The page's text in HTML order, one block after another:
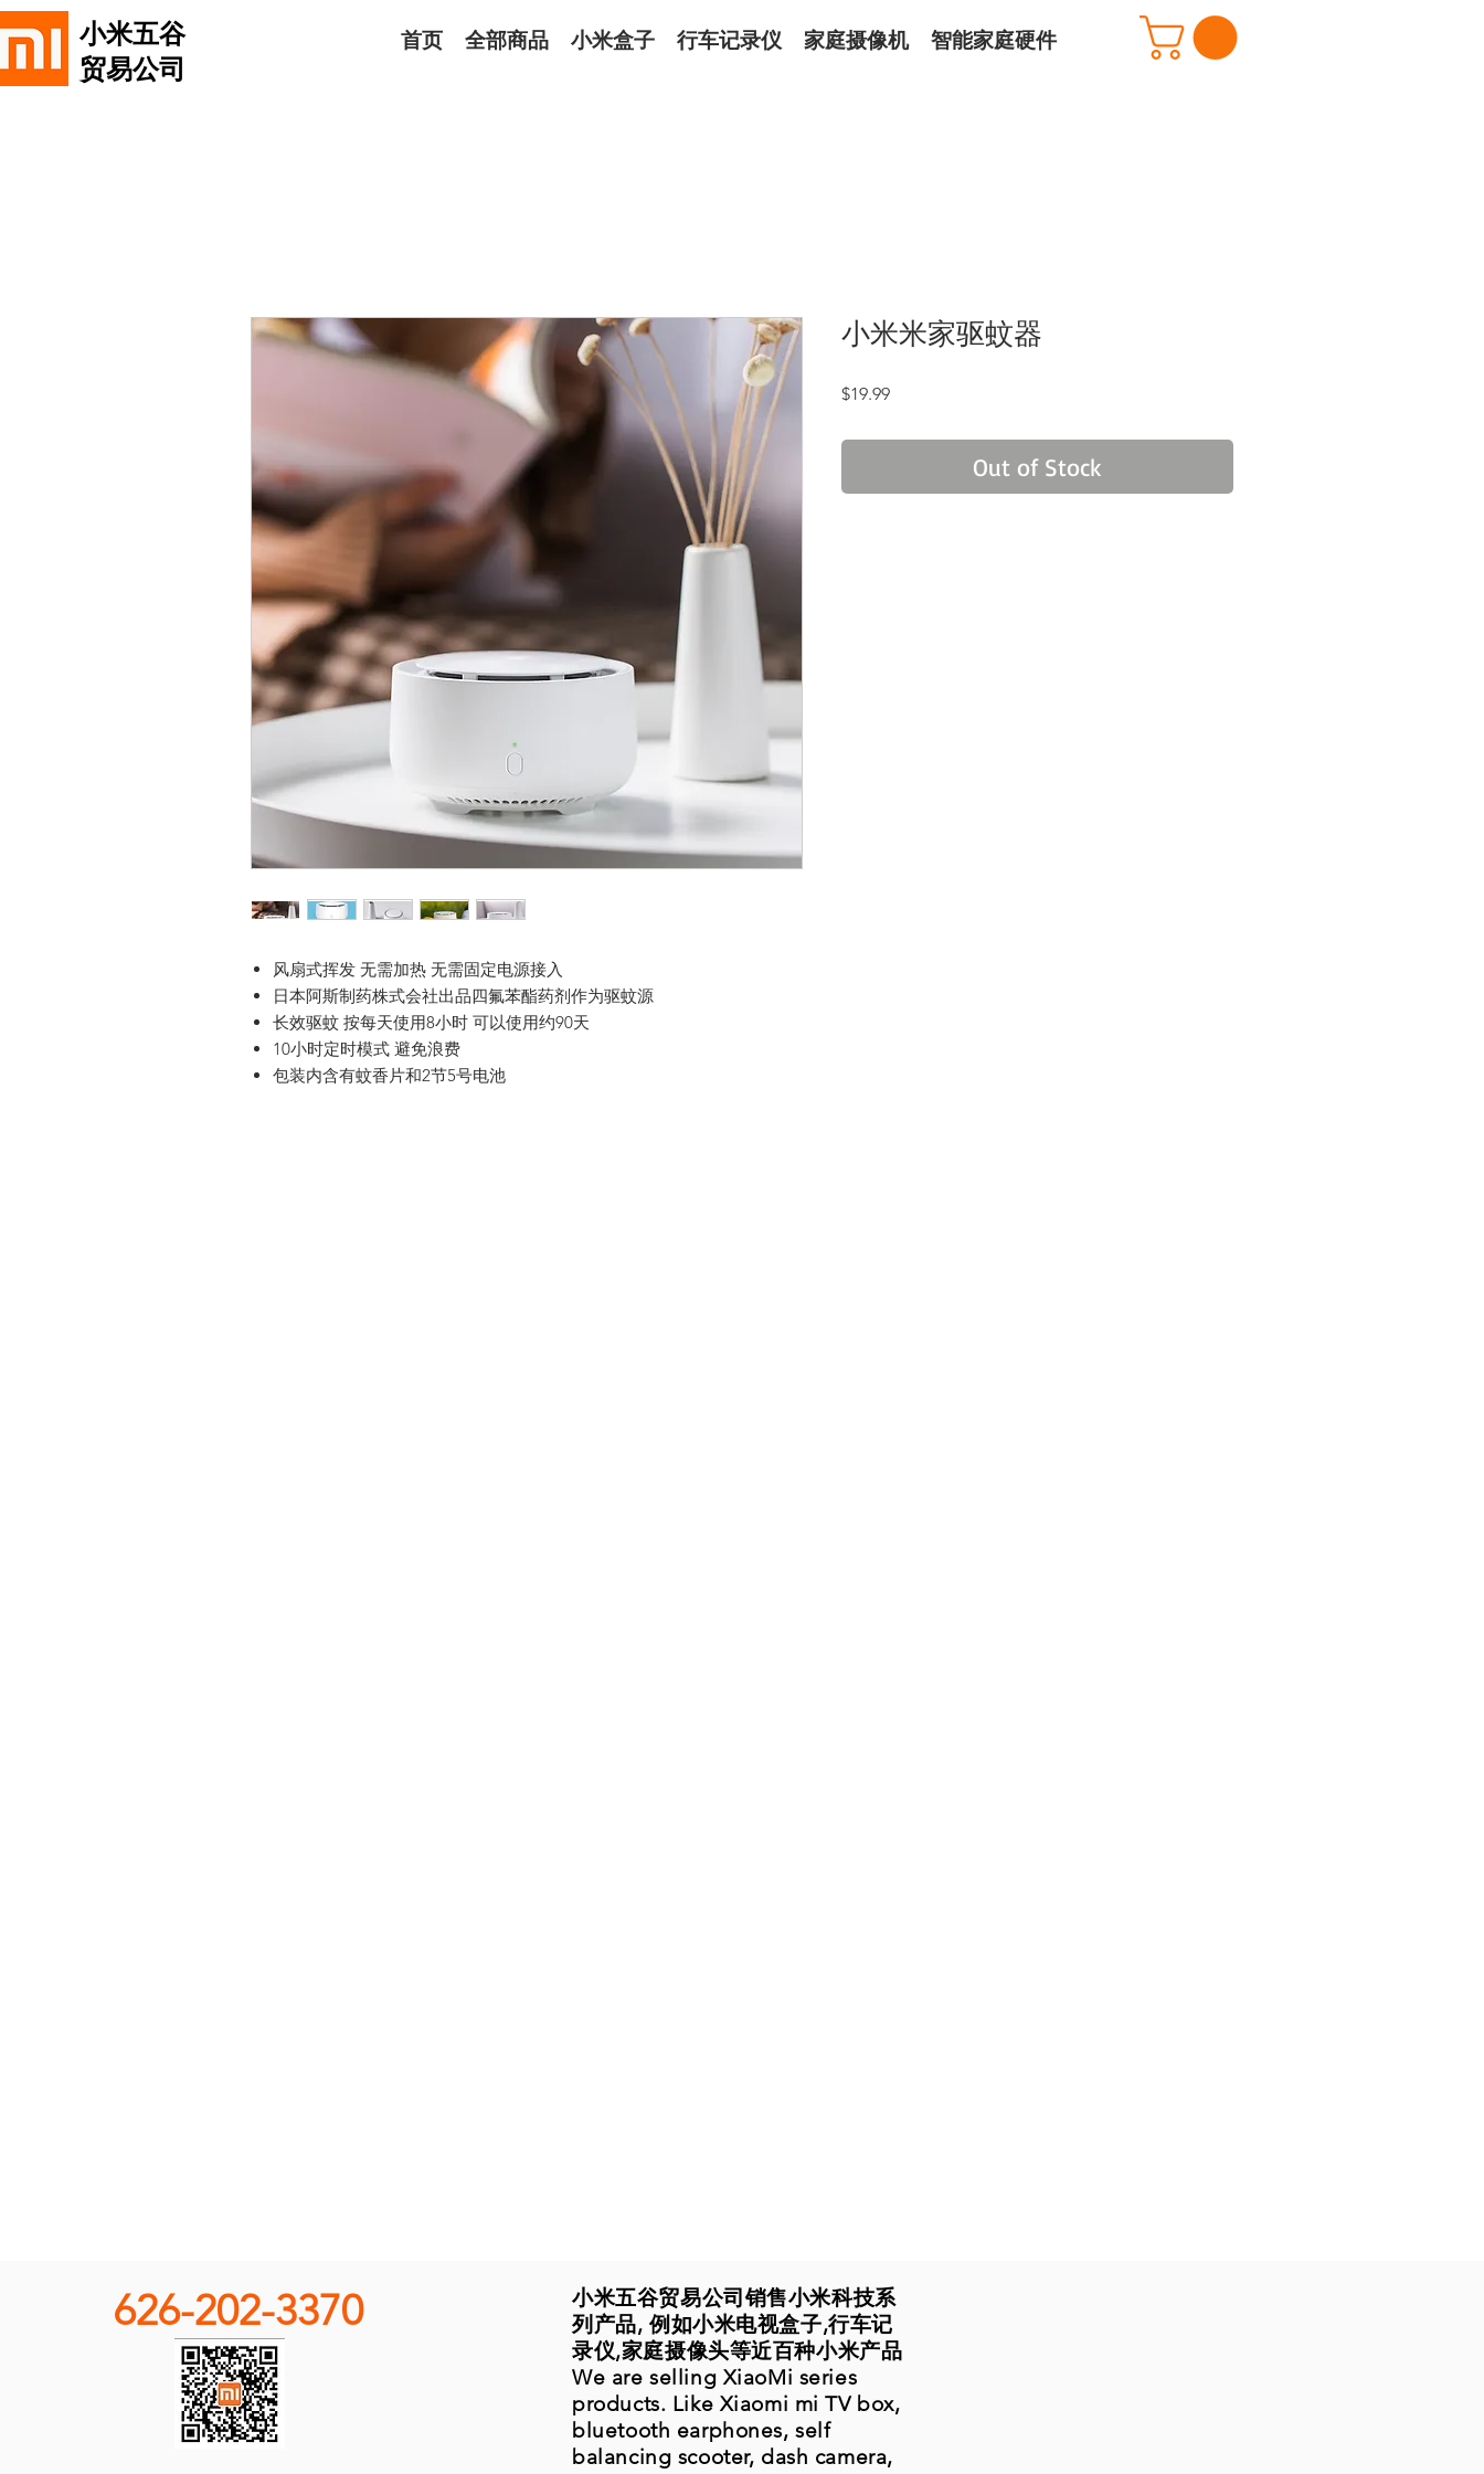
小米五谷
贸易公司
首页 全部商品 小米盒子 行车记录仪 家庭摄像机 智能家庭硬件
风扇式挥发 无需加热 无需固定电源接入
日本阿斯制药株式会社出品四氟苯酯药剂作为驱蚊源
长效驱蚊 按每天使用8小时 可以使用约90天
10小时定时模式 避免浪费
包装内含有蚊香片和2节5号电池
小米米家驱蚊器
$19.99Price
Out of Stock
626-202-3370
小米五谷贸易公司销售小米科技系
列产品, 例如小米电视盒子,行车记
录仪,家庭摄像头等近百种小米产品
We are selling XiaoMi series
products. Like Xiaomi mi TV box,
bluetooth earphones, self
balancing scooter, dash camera,